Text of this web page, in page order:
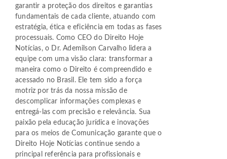
garantir a proteção dos direitos e garantias
fundamentais de cada cliente, atuando com
estratégia, ética e eficiência em todas as fases
processuais. Como CEO do Direito Hoje
Notícias, o Dr. Ademilson Carvalho lidera a
equipe com uma visão clara: transformar a
maneira como o Direito é compreendido e
acessado no Brasil. Ele tem sido a força
motriz por trás da nossa missão de
descomplicar informações complexas e
entregá-las com precisão e relevância. Sua
paixão pela educação jurídica e inovações
para os meios de Comunicação garante que o
Direito Hoje Notícias continue sendo a
principal referência para profissionais e